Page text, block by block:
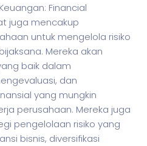
Financial
juga mencakup
untuk mengelola risiko
Mereka akan
baik dalam
dan
yang mungkin
perusahaan. Mereka juga
pengelolaan risiko yang
bisnis, diversifikasi